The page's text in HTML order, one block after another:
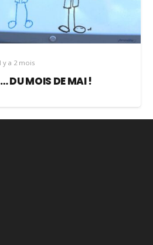
y a 2 mois
… DU MOIS DE MAI !